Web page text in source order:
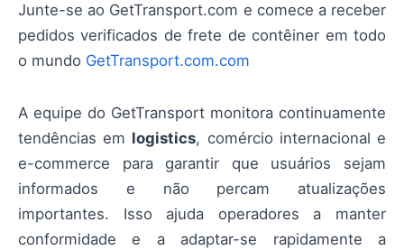
Junte-se ao GetTransport.com e comece a receber
pedidos verificados de frete de contêiner em todo
o mundo GetTransport.com.com
A equipe do GetTransport monitora continuamente
tendências em logistics, comércio internacional e
e-commerce para garantir que usuários sejam
informados e não percam atualizações
importantes. Isso ajuda operadores a manter
conformidade e a adaptar-se rapidamente a